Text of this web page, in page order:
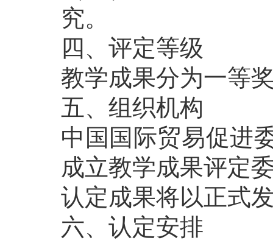
究。
四、评定等级
教学成果分为一等
五、组织机构
中国国际贸易促进
成立教学成果评定
认定成果将以正式
六、认定安排